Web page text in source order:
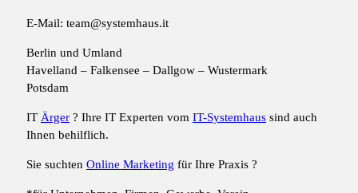
E-Mail: team@systemhaus.it
Berlin und Umland
Havelland – Falkensee – Dallgow – Wustermark
Potsdam
IT Ärger ? Ihre IT Experten vom IT-Systemhaus sind auch
Ihnen behilflich.
Sie suchten Online Marketing für Ihre Praxis ?